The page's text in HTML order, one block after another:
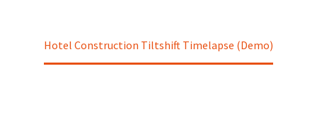
Hotel Construction Tiltshift Timelapse (Demo)